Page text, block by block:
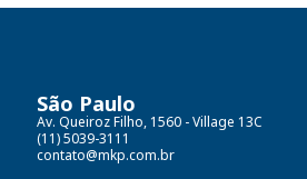
São Paulo
Av. Queiroz Filho, 1560 - Village 13C
(11) 5039-3111
contato@mkp.com.br